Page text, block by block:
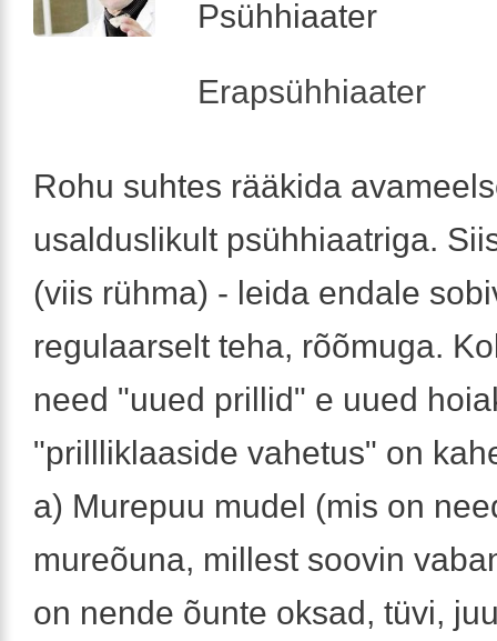
Psühhiaater
Erapsühhiaater
Rohu suhtes rääkida
usalduslikult psühhiaatriga.
(viis rühma) - leida endale
regulaarselt teha, rõõmuga.
need "uued prillid" e uued
"prillliklaaside vahetus" on
a) Murepuu mudel (mis on
mureõuna, millest soovin
on nende õunte oksad, tüvi,